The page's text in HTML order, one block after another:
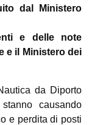
dal Ministero
e delle note
e il Ministero dei
da Diporto
causando
e perdita di posti